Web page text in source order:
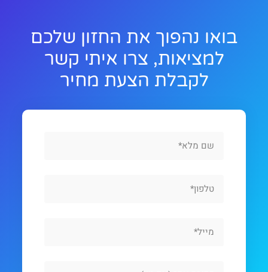
בואו נהפוך את החזון שלכם
למציאות, צרו איתי קשר
לקבלת הצעת מחיר
Name